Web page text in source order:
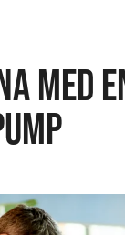
MED